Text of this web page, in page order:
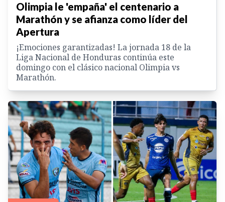
Olimpia le 'empaña' el centenario a
Marathón y se afianza como líder del
Apertura
¡Emociones garantizadas! La jornada 18 de la
Liga Nacional de Honduras continúa este
domingo con el clásico nacional Olimpia vs
Marathón.